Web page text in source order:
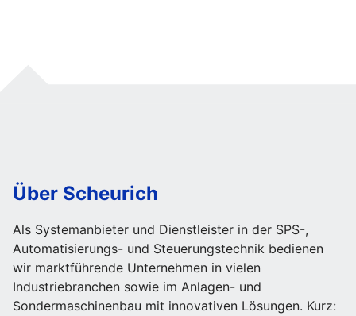
Über Scheurich
Als Systemanbieter und Dienstleister in der SPS-,
Automatisierungs- und Steuerungstechnik bedienen
wir marktführende Unternehmen in vielen
Industriebranchen sowie im Anlagen- und
Sondermaschinenbau mit innovativen Lösungen. Kurz: